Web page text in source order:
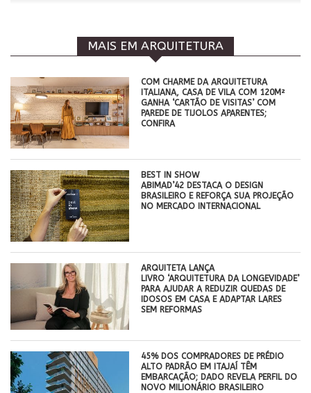
MAIS EM ARQUITETURA
COM CHARME DA ARQUITETURA
ITALIANA, CASA DE VILA COM 120M²
GANHA ‘CARTÃO DE VISITAS’ COM
PAREDE DE TIJOLOS APARENTES;
CONFIRA
BEST IN SHOW
ABIMAD’42 DESTACA O DESIGN
BRASILEIRO E REFORÇA SUA PROJEÇÃO
NO MERCADO INTERNACIONAL
ARQUITETA LANÇA
LIVRO ‘ARQUITETURA DA LONGEVIDADE’
PARA AJUDAR A REDUZIR QUEDAS DE
IDOSOS EM CASA E ADAPTAR LARES
SEM REFORMAS
45% DOS COMPRADORES DE PRÉDIO
ALTO PADRÃO EM ITAJAÍ TÊM
EMBARCAÇÃO; DADO REVELA PERFIL DO
NOVO MILIONÁRIO BRASILEIRO